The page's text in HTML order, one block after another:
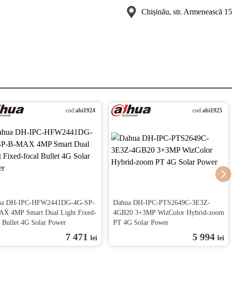
Chișinău, str. Armenească 15
cod:abi1924
DH-IPC-HFW2441DG-4G-SP-
4MP Smart Dual Light Fixed-
Bullet 4G Solar Power
7 471 lei
cod:abi1925
Dahua DH-IPC-PTS2649C-3E3Z-
4GB20 3+3MP WizColor Hybrid-zoom
PT 4G Solar Power
5 994 lei